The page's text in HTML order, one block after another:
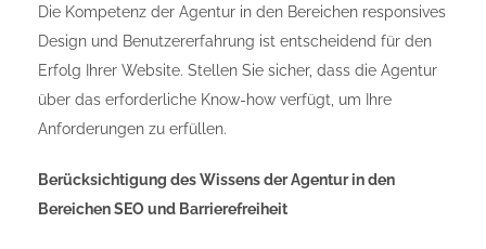
Die Kompetenz der Agentur in den Bereichen responsives
Design und Benutzererfahrung ist entscheidend für den
Erfolg Ihrer Website. Stellen Sie sicher, dass die Agentur
über das erforderliche Know-how verfügt, um Ihre
Anforderungen zu erfüllen.
Berücksichtigung des Wissens der Agentur in den
Bereichen SEO und Barrierefreiheit